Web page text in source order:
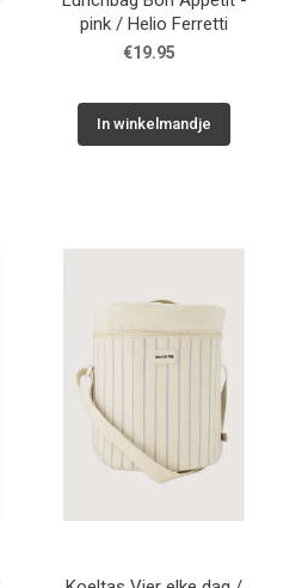
pink / Helio Ferretti
€19.95
In winkelmandje